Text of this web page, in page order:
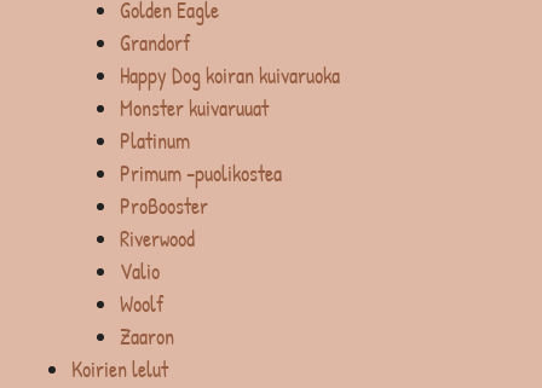
Golden Eagle
Grandorf
Happy Dog koiran kuivaruoka
Monster kuivaruuat
Platinum
Primum -puolikostea
ProBooster
Riverwood
Valio
Woolf
Zaaron
Koirien lelut